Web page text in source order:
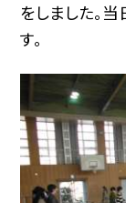
をしました。
す。